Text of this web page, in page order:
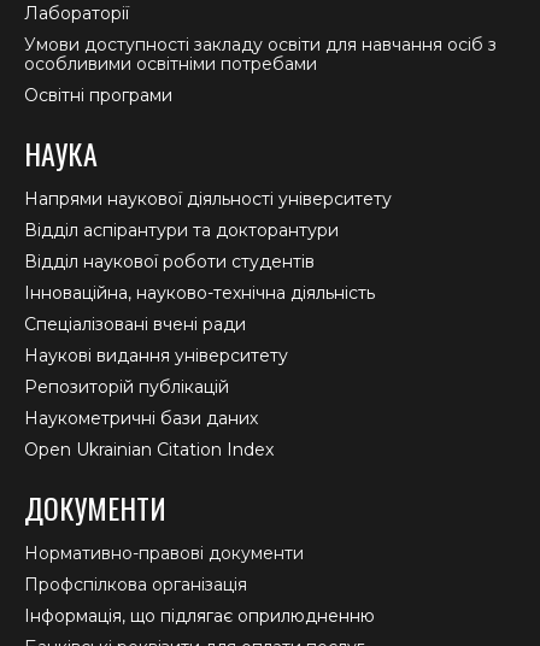
Лабораторії
Умови доступності закладу освіти для навчання осіб з
особливими освітніми потребами
Освітні програми
НАУКА
Напрями наукової діяльності університету
Відділ аспірантури та докторантури
Відділ наукової роботи студентів
Інноваційна, науково-технічна діяльність
Спеціалізовані вчені ради
Наукові видання університету
Репозиторій публікацій
Наукометричні бази даних
Open Ukrainian Citation Index
ДОКУМЕНТИ
Нормативно-правові документи
Профспілкова організація
Інформація, що підлягає оприлюдненню